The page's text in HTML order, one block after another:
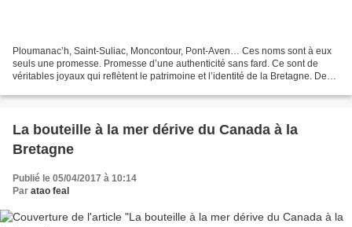
Ploumanac’h, Saint-Suliac, Moncontour, Pont-Aven… Ces noms sont à eux
seuls une promesse. Promesse d’une authenticité sans fard. Ce sont de
véritables joyaux qui reflètent le patrimoine et l’identité de la Bretagne. Des
La bouteille à la mer dérive du Canada à la
Bretagne
Publié le 05/04/2017 à 10:14
Par atao feal